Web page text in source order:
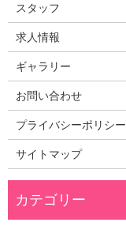
スタッフ
求人情報
ギャラリー
お問い合わせ
プライバシーポリシー
サイトマップ